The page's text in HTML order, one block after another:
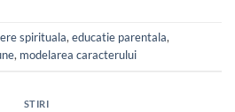
spirituala, educatie parentala,
, modelarea caracterului
STIRI